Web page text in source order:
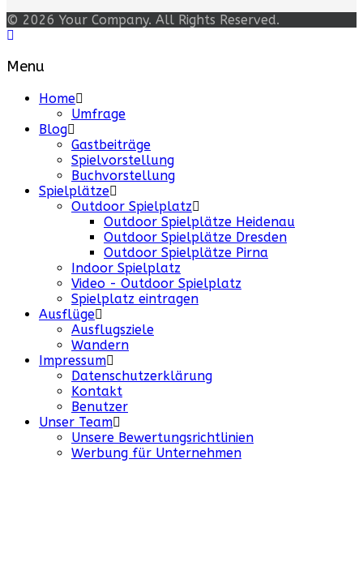
© 2026 Your Company. All Rights Reserved.
Menu
Home
Umfrage
Blog
Gastbeiträge
Spielvorstellung
Buchvorstellung
Spielplätze
Outdoor Spielplatz
Outdoor Spielplätze Heidenau
Outdoor Spielplätze Dresden
Outdoor Spielplätze Pirna
Indoor Spielplatz
Video - Outdoor Spielplatz
Spielplatz eintragen
Ausflüge
Ausflugsziele
Wandern
Impressum
Datenschutzerklärung
Kontakt
Benutzer
Unser Team
Unsere Bewertungsrichtlinien
Werbung für Unternehmen